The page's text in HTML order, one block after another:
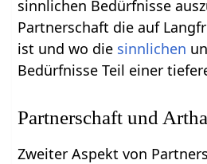
sinnlichen Bedürfnisse
Partnerschaft die auf
ist und wo die sinnlichen
Bedürfnisse Teil einer
Partnerschaft und Artha
Zweiter Aspekt von